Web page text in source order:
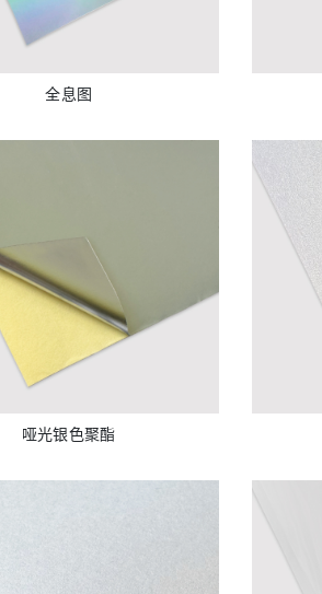
全息图
哑光银色聚酯